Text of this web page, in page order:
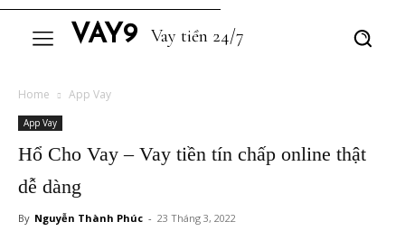
VAY9 Vay tiền 24/7
Home App Vay
App Vay
Hổ Cho Vay – Vay tiền tín chấp online thật
dễ dàng
By Nguyễn Thành Phúc - 23 Tháng 3, 2022